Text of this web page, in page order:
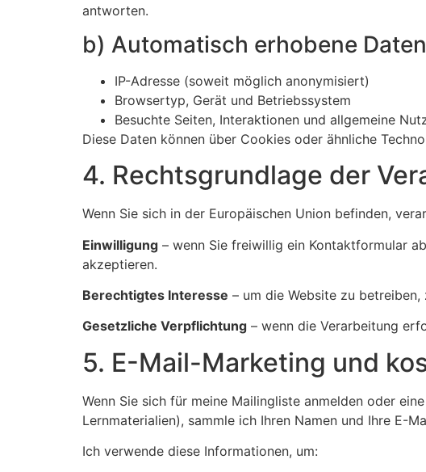
antworten.
b) Automatisch erhobene Daten
IP-Adresse (soweit möglich anonymisiert)
Browsertyp, Gerät und Betriebssystem
Besuchte Seiten, Interaktionen und allgemeine
Diese Daten können über Cookies oder ähnliche
4. Rechtsgrundlage der
Wenn Sie sich in der Europäischen Union befinden,
Einwilligung – wenn Sie freiwillig ein Kontaktformular
akzeptieren.
Berechtigtes Interesse – um die Website zu
Gesetzliche Verpflichtung – wenn die Verarbeitung
5. E-Mail-Marketing und
Wenn Sie sich für meine Mailingliste anmelden oder
Lernmaterialien), sammle ich Ihren Namen und Ihre E-
Ich verwende diese Informationen, um: